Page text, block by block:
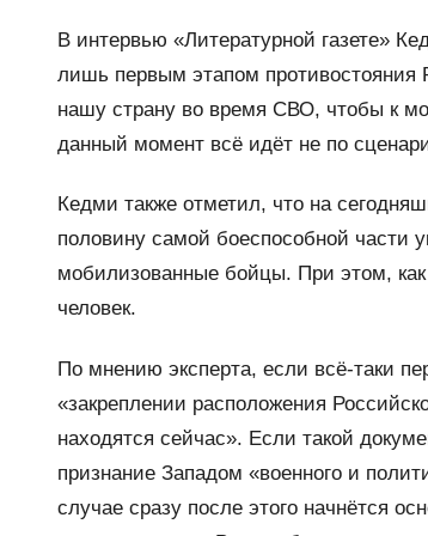
В интервью «Литературной газете»
лишь первым этапом
нашу страну во время СВО, чтобы к
данный момент всё идёт не по
Кедми также отметил, что на
половину самой боеспособной части
мобилизованные бойцы. При этом, как
человек.
По мнению эксперта, если всё-таки
«закреплении расположения
находятся сейчас». Если такой
признание Западом «военного и
случае сразу после этого начнётся